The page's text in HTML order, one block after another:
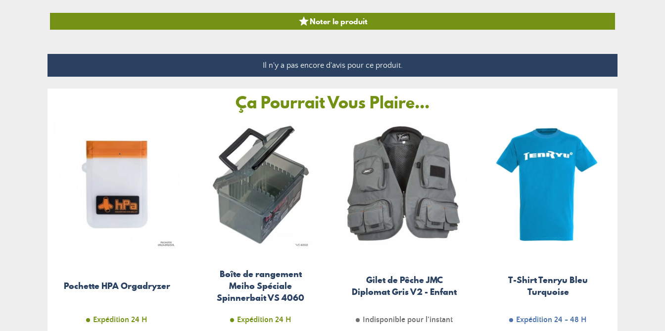
Noter le produit
Il n'y a pas encore d'avis pour ce produit.
Ça Pourrait Vous Plaire...
Pochette HPA Orgadryzer
Expédition 24 H
Boîte de rangement
Meiho Spéciale
Spinnerbait VS 4060
Expédition 24 H
Gilet de Pêche JMC
Diplomat Gris V2 - Enfant
Indisponible pour l'instant
T-Shirt Tenryu Bleu
Turquoise
Expédition 24 - 48 H